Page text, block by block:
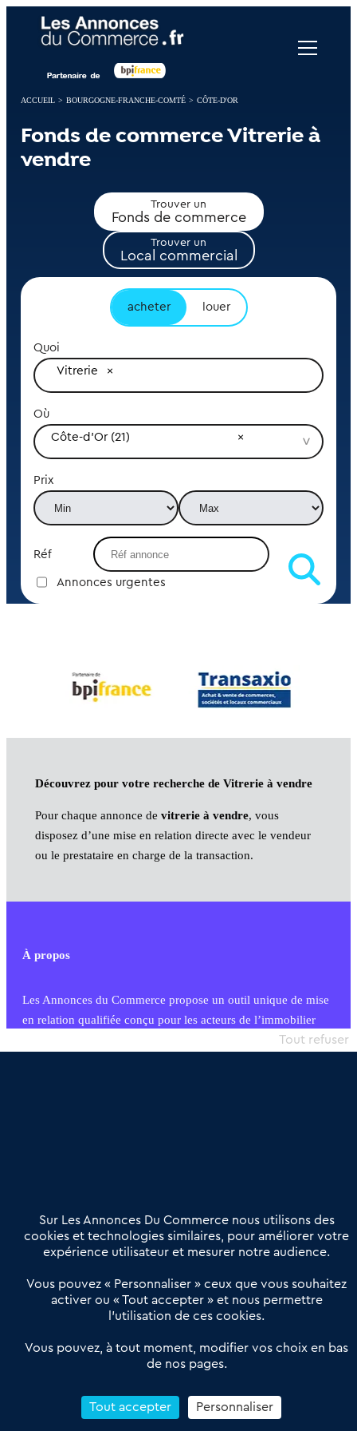
ACCUEIL > BOURGOGNE-FRANCHE-COMTÉ > CÔTE-D'OR
Fonds de commerce Vitrerie à
vendre
Trouver un
Fonds de commerce
Trouver un
Local commercial
acheter louer
Quoi
Vitrerie
Où
Côte-d'Or (21)
Prix
Réf
Annonces urgentes
Découvrez pour votre recherche de Vitrerie à vendre
Pour chaque annonce de vitrerie à vendre, vous
disposez d’une mise en relation directe avec le vendeur
ou le prestataire en charge de la transaction.
À propos
Les Annonces du Commerce propose un outil unique de mise
en relation qualifiée conçu pour les acteurs de l’immobilier
commercial et les collectivités territoriales, simple et intégrant
Offres Pro
Actualités
Qui sommes nous ?
Derniers articles
Réseau 3C : un partenaire national dédié aux transactions
Petitscommerces : Un partenariat au service du commerce de
proximité et des territoires
Reprendre un Restaurant Rapide
Panneau de gestion des cookies
Sur Les Annonces Du Commerce nous utilisons des
cookies et technologies similaires, pour améliorer votre
expérience utilisateur et mesurer notre audience.
Vous pouvez « Personnaliser » ceux que vous souhaitez
activer ou « Tout accepter » et nous permettre
l’utilisation de ces cookies.
Vous pouvez, à tout moment, modifier vos choix en bas
de nos pages.
Tout accepter
Tout refuser
Personnaliser